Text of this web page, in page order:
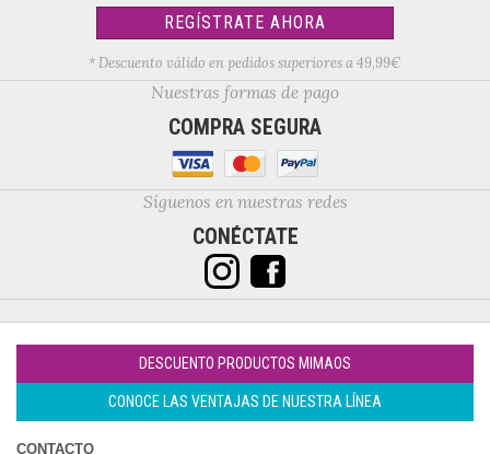
REGÍSTRATE AHORA
* Descuento válido en pedidos superiores a 49,99€
Nuestras formas de pago
COMPRA SEGURA
Síguenos en nuestras redes
CONÉCTATE
DESCUENTO PRODUCTOS MIMAOS
CONOCE LAS VENTAJAS DE NUESTRA LÍNEA
CONTACTO